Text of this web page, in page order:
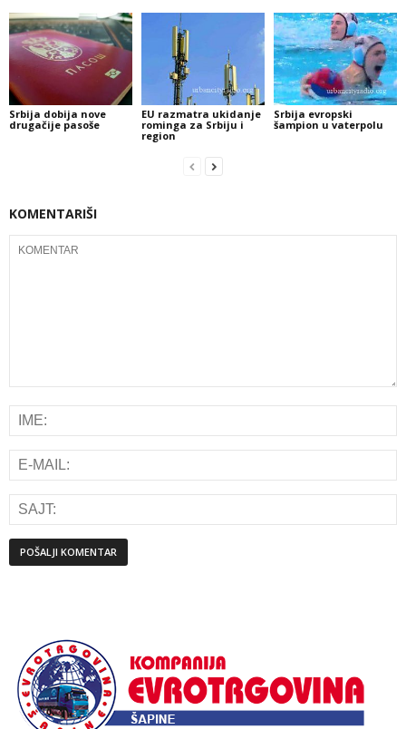
Srbija dobija nove
drugačije pasoše
EU razmatra ukidanje
rominga za Srbiju i
region
Srbija evropski
šampion u vaterpolu
KOMENTARIŠI